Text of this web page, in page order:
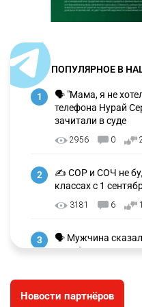
ПОПУЛЯРНОЕ В
1
🗣 "Мама, я не
телефона Нурай
зачитали в суде
2956 0
2
✍️ СОР и СОЧ не
классах с 1
3181 6
3
🗣 Мужчина сказал
заработал
⚠️ Доброе утро,
Новости партнёров